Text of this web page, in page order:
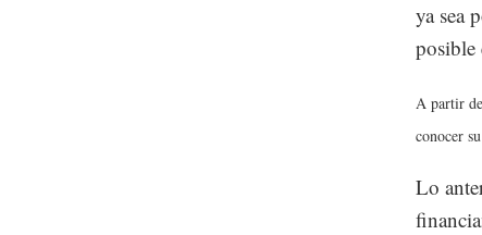
ya sea
posible
A partir
conocer
Lo